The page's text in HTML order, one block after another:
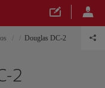
Douglas DC-2
2